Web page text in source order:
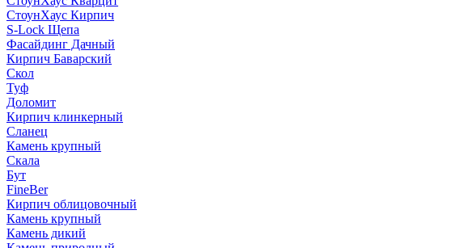
СтоунХаус Кирпич
S-Lock Щепа
Фасайдинг Дачный
Кирпич Баварский
Скол
Туф
Доломит
Кирпич клинкерный
Сланец
Камень крупный
Скала
Бут
FineBer
Кирпич облицовочный
Камень крупный
Камень дикий